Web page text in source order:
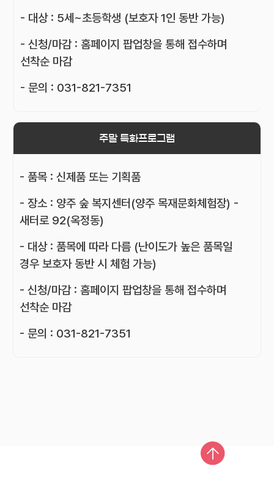
- 대상 : 5세~초등학생 (보호자 1인 동반 가능)
- 신청/마감 : 홈페이지 팝업창을 통해 접수하며
선착순 마감
- 문의 : 031-821-7351
주말 특화프로그램
- 품목 : 신제품 또는 기획품
- 장소 : 양주 숲 복지센터(양주 목재문화체험장) -
새터로 92(옥정동)
- 대상 : 품목에 따라 다름 (난이도가 높은 품목일
경우 보호자 동반 시 체험 가능)
- 신청/마감 : 홈페이지 팝업창을 통해 접수하며
선착순 마감
- 문의 : 031-821-7351